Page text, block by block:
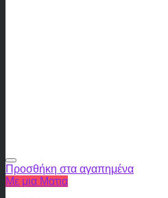
Προσθήκη στα αγαπημένα
Με μια Ματια